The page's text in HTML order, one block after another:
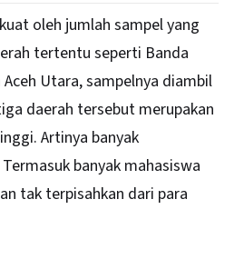
oleh jumlah sampel yang
tertentu seperti Banda
Aceh Utara, sampelnya diambil
daerah tersebut merupakan
Artinya banyak
banyak mahasiswa
tak terpisahkan dari para